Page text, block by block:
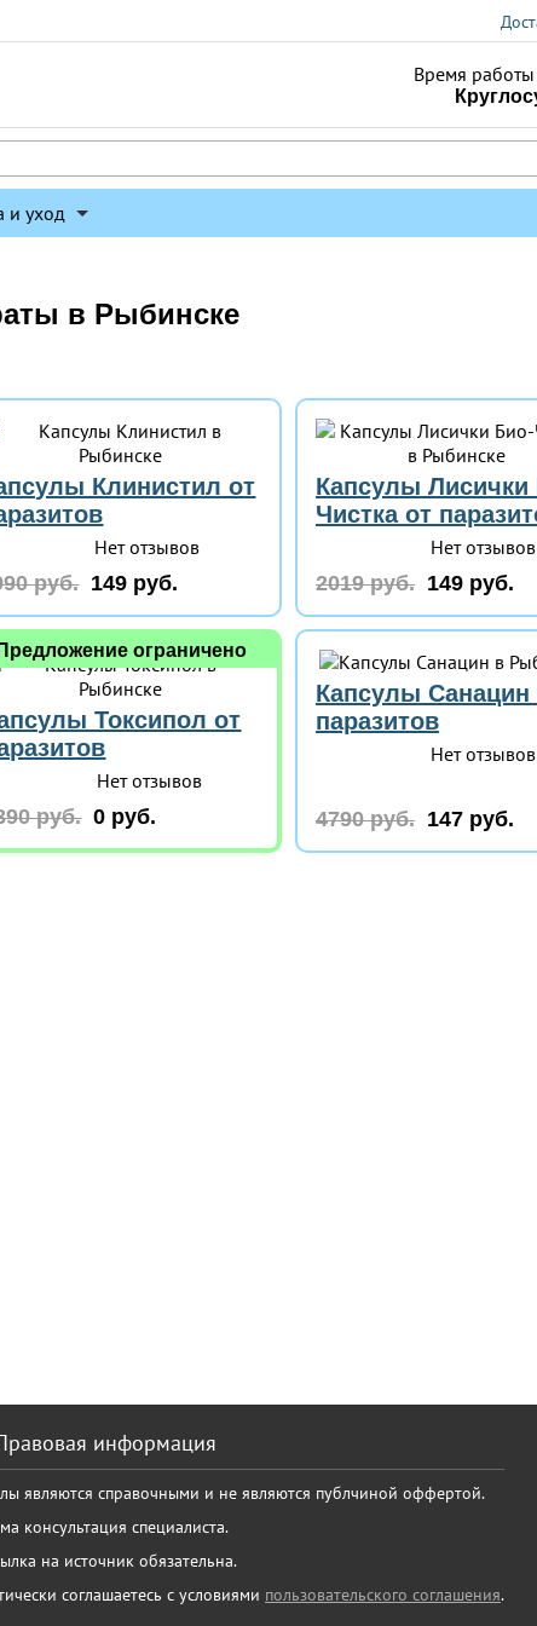
Время
и уход
в Рыбинске
Клинистил от
Нет отзывов
руб. 149 руб.
Капсулы Лисички
Чистка от
Нет отзывов
2019 руб. 149 руб.
Токсипол от
Нет отзывов
руб. 0 руб.
Предложение ограничено
Капсулы Санацин
паразитов
Нет отзывов
4790 руб. 147 руб.
информация
являются справочными и не являются публчиной оффертой.
консультация специалиста.
на источник обязательна.
соглашаетесь с условиями пользовательского соглашения.